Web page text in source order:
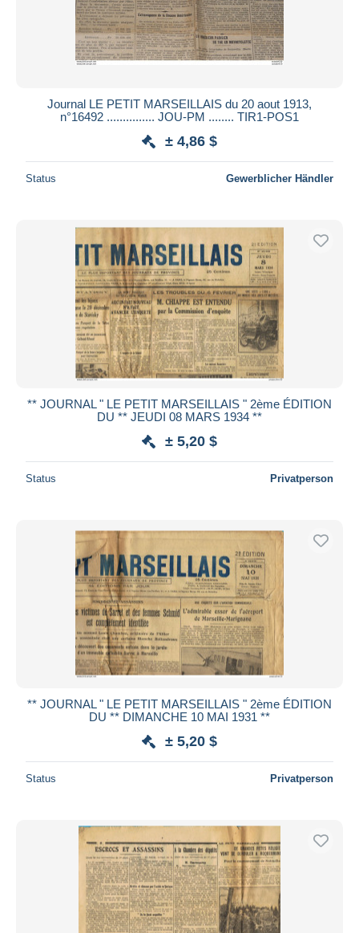
Journal LE PETIT MARSEILLAIS du 20 aout 1913,
n°16492 ............... JOU-PM ........ TIR1-POS1
± 4,86 $
Status Gewerblicher Händler
** JOURNAL " LE PETIT MARSEILLAIS " 2ème ÉDITION
DU ** JEUDI 08 MARS 1934 **
± 5,20 $
Status Privatperson
** JOURNAL " LE PETIT MARSEILLAIS " 2ème ÉDITION
DU ** DIMANCHE 10 MAI 1931 **
± 5,20 $
Status Privatperson